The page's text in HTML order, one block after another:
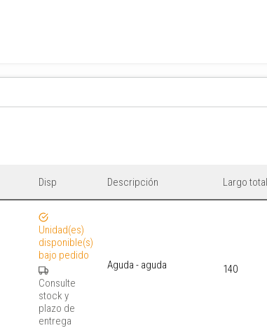
Disp Descripción Largo
Unidad(es)
disponible(s)
bajo pedido
Consulte
stock y
plazo de
entrega
Aguda - aguda 140